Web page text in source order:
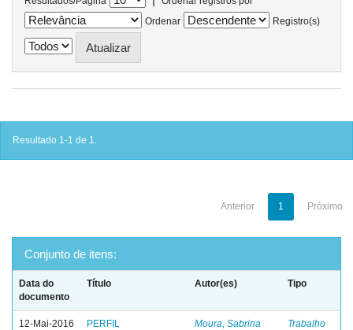
Ordenar
Registro(s)
Resultado 1-1 de 1.
Anterior 1 Próximo
Conjunto de itens:
Data do
documento
Título Autor(es) Tipo
12-Mai-2016
PERFIL
Moura, Sabrina
Trabalho